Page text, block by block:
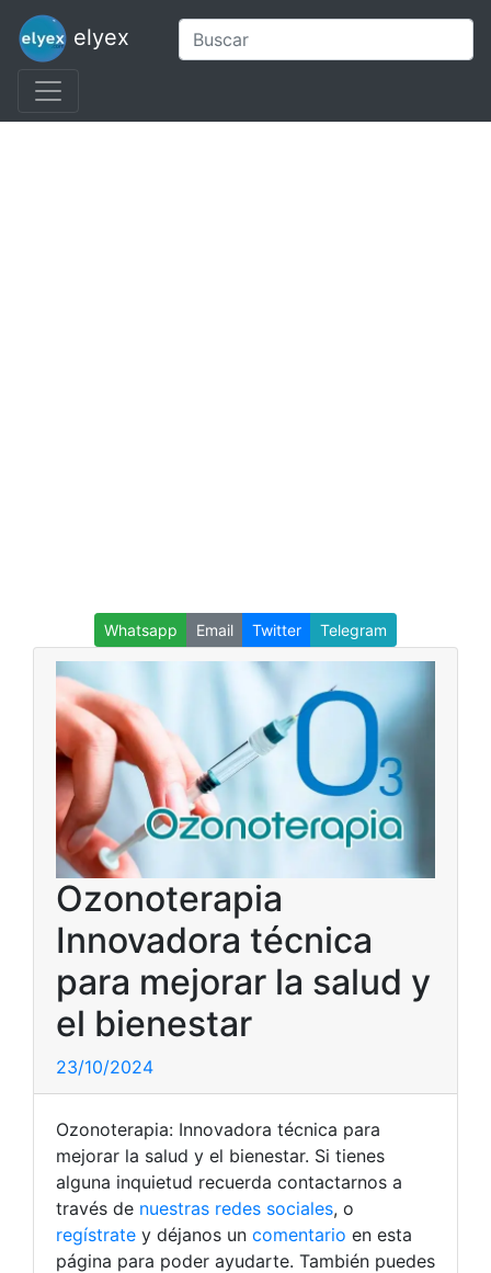
elyex
Whatsapp Email Twitter Telegram
Ozonoterapia
Innovadora técnica
para mejorar la salud y
el bienestar
23/10/2024
Ozonoterapia: Innovadora técnica para
mejorar la salud y el bienestar. Si tienes
alguna inquietud recuerda contactarnos a
través de nuestras redes sociales, o
regístrate y déjanos un comentario en esta
página para poder ayudarte. También puedes